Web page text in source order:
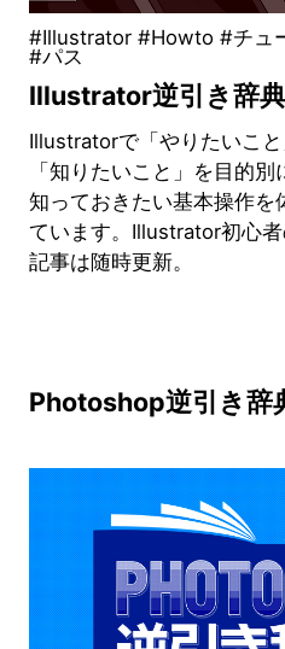
#Illustrator #Howto #チュ
#パス
Illustrator逆引き辞典
Illustratorで「やりたいこと
「知りたいこと」を目的別
知っておきたい基本操作を
ています。Illustrator初心者
記事は随時更新。
Photoshop逆引き辞